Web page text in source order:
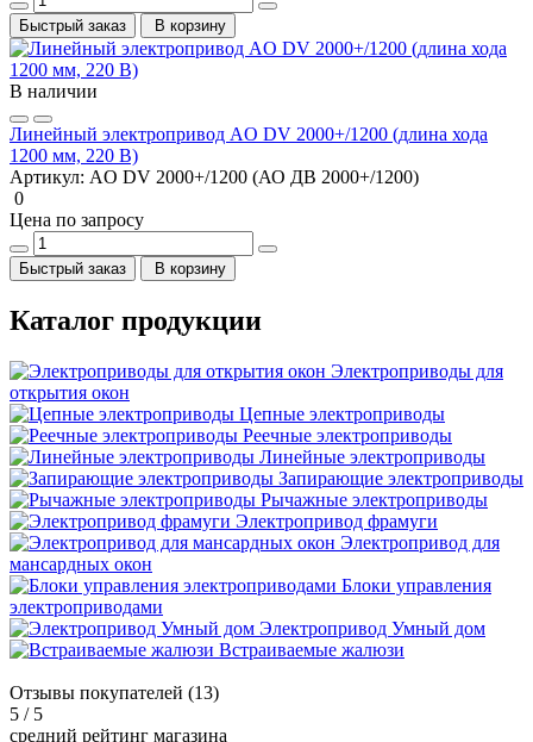
Быстрый заказ В корзину
В наличии
Линейный электропривод AO DV 2000+/1200 (длина хода
1200 мм, 220 В)
Артикул: AO DV 2000+/1200 (АО ДВ 2000+/1200)
0
Цена по запросу
Быстрый заказ В корзину
Каталог продукции
Электроприводы для
открытия окон
Цепные электроприводы
Реечные электроприводы
Линейные электроприводы
Запирающие электроприводы
Рычажные электроприводы
Электропривод фрамуги
Электропривод для
мансардных окон
Блоки управления
электроприводами
Электропривод Умный дом
Встраиваемые жалюзи
Отзывы покупателей (13)
5 / 5
средний рейтинг магазина